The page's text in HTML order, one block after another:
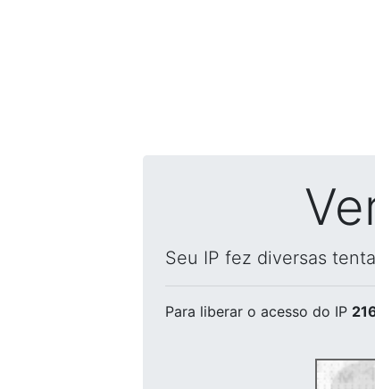
Seu IP fez diversas
Para liberar o acesso do IP